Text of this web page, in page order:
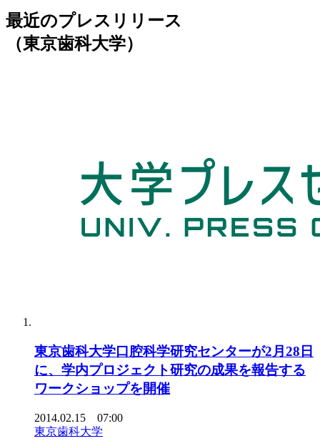
最近のプレスリリース
（東京歯科大学）
東京歯科大学口腔科学研究センターが2月28日
に、学内プロジェクト研究の成果を報告する
ワークショップを開催
2014.02.15 07:00
東京歯科大学